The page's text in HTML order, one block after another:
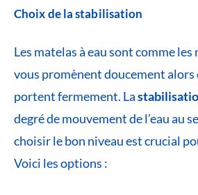
Choix de la stabilisation
Les matelas à eau sont comme les
vous promènent doucement alors
portent fermement. La
degré de mouvement de l’eau au
choisir le bon niveau est crucial
Voici les options :